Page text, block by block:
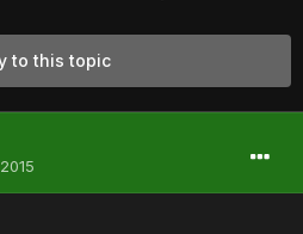
to this topic